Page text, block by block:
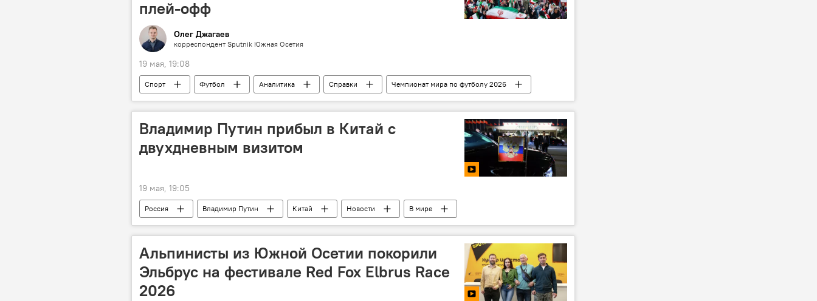
плей-офф
Олег Джагаев
корреспондент Sputnik Южная Осетия
19 мая, 19:08
Спорт Футбол Аналитика Справки Чемпионат мира по футболу 2026
Владимир Путин прибыл в Китай с
двухдневным визитом
19 мая, 19:05
Россия Владимир Путин Китай Новости В мире
Альпинисты из Южной Осетии покорили
Эльбрус на фестивале Red Fox Elbrus Race
2026